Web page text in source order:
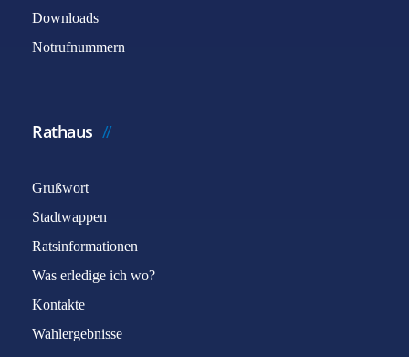
Downloads
Notrufnummern
Rathaus
Grußwort
Stadtwappen
Ratsinformationen
Was erledige ich wo?
Kontakte
Wahlergebnisse